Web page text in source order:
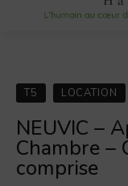
T5 LOCATION
NEUVIC –
Chambre –
comprise